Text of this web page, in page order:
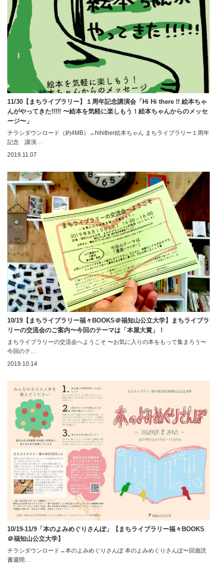
11/30【まちライブラリー】１周年記念講演会「Hi Hi there !! 絵本ちゃ
んがやってきた!!!!! 〜絵本を気軽に楽しもう！絵本ちゃんからのメッセ
ージ〜」
チラシダウンロード（約4MB）→hihither絵本ちゃん まちライブラリー１周年
記念 講演…
2019.11.07
10/19【まちライブラリー福々BOOKS＠福知山公立大学】まちライブラ
リーの交流会のご案内〜今回のテーマは「本屋大賞」！
まちライブラリーの交流会へようこそ 〜お気に入りの本をもって集まろう〜
今回のテ…
2019.10.14
10/19-11/9「本のよみめぐりさんぽ」【まちライブラリー福々BOOKS
＠福知山公立大学】
チラシダウンロード→本のよみめぐりさんぽ 本のよみめぐりさんぽ〜回遊読
書週間…